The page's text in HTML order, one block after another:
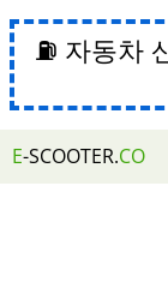
⛽ 자동차
E-SCOOTER.CO